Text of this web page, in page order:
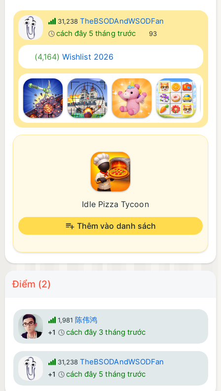
31,238 TheBSODAndWSODFan
cách đây 5 tháng trước
93
(4,164) Wishlist 2026
Idle Pizza Tycoon
Thêm vào danh sách
Điểm (2)
1,981 陈伟鸿
+1 cách đây 3 tháng trước
31,238 TheBSODAndWSODFan
+1 cách đây 5 tháng trước